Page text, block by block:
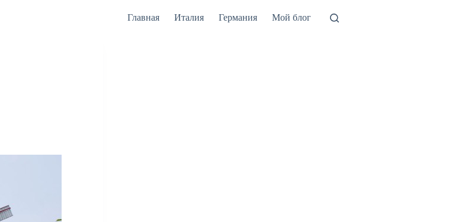
Главная Италия Германия Мой блог